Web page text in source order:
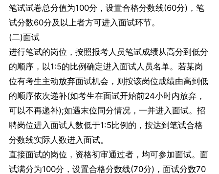
笔试试卷总分值为100分，设置合格分数线(60分)，笔
试分数60分及以上者方可进入面试环节。
(二)面试
进行笔试的岗位，按照报考人员笔试成绩从高分到低分
的顺序，以1:5的比例确定进入面试人员名单。若某岗
位有考生主动放弃面试机会，则按该岗位成绩由高到低
的顺序依次递补(如考生在面试开始前24小时内放弃，
可以不再递补);如遇末位同分情况，一并进入面试。招
聘岗位进入面试人数低于1:5比例的，按达到笔试合格
分数线实际人数进入面试。
直接面试的岗位，资格初审通过者，均可参加面试。面
试满分为100分，设置合格分数线(70分)，面试分数70